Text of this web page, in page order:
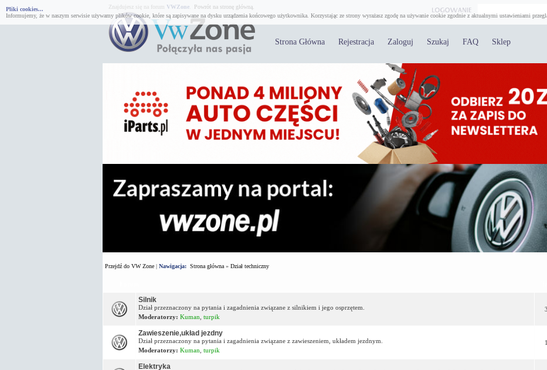
Pliki cookies...
Informujemy, że w naszym serwisie używamy plików cookie, które są zapisywane na dysku urządzenia końcowego użytkownika. Korzystając ze strony wyrażasz zgodę na używanie cookie zgodnie z aktualnymi ustawieniami
Znajdujesz się na forum VWZone. Powrót na stronę główną.
Strona Główna Rejestracja Zaloguj Szukaj FAQ Sklep
Przejdź do VW Zone| Nawigacja: Strona główna» Dział techniczny
Silnik
Dział przeznaczony na pytania i zagadnienia związane z silnikiem i jego osprzętem.
Moderatorzy: Kuman turpik
Zawieszenie,układ jezdny
Dział przeznaczony na pytania i zagadnienia związane z zawieszeniem, układem jezdnym.
Moderatorzy: Kuman turpik
Elektryka